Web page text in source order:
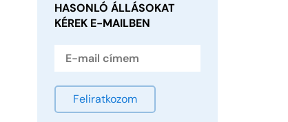
HASONLÓ ÁLLÁSOKAT
KÉREK E-MAILBEN
Feliratkozom